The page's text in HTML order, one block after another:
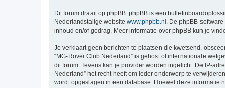
Dit forum draait op phpBB. phpBB is een
Nederlandstalige website www.phpbb.nl . De phpBB-
inhoud en/of gedrag. Meer informatie over phpBB kun je
Je verklaart geen berichten te plaatsen die kwetsend,
“MG-Rover Club Nederland” is gehost of internationale
dit forum. Tevens kan je provider worden ingelicht. De IP-
Nederland” het recht heeft om ieder onderwerp te
wordt opgeslagen in een database. Hoewel deze informatie